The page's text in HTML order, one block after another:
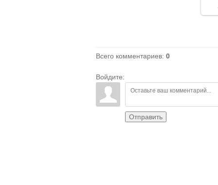
Всего комментариев: 0
Войдите:
Отправить